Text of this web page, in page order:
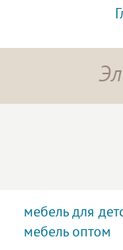
мебель для
мебель оптом